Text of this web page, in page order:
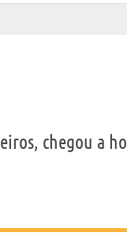
chegou a